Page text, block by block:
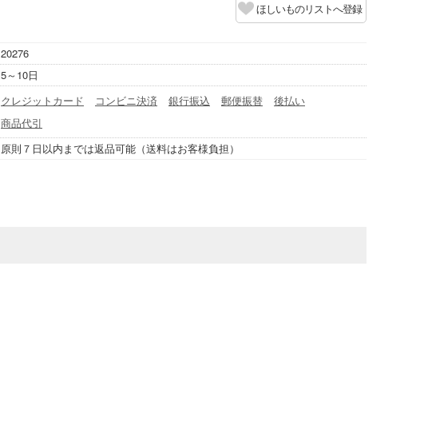
ほしいものリストへ登録
20276
5～10日
クレジットカード コンビニ決済 銀行振込 郵便振替
後払い
商品代引
原則７日以内までは返品可能（送料はお客様負担）